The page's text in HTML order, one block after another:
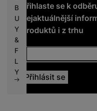
B
U
Y
&
F
L
Y
Přihlaste se k
nejaktuálnější
produktů i z trhu